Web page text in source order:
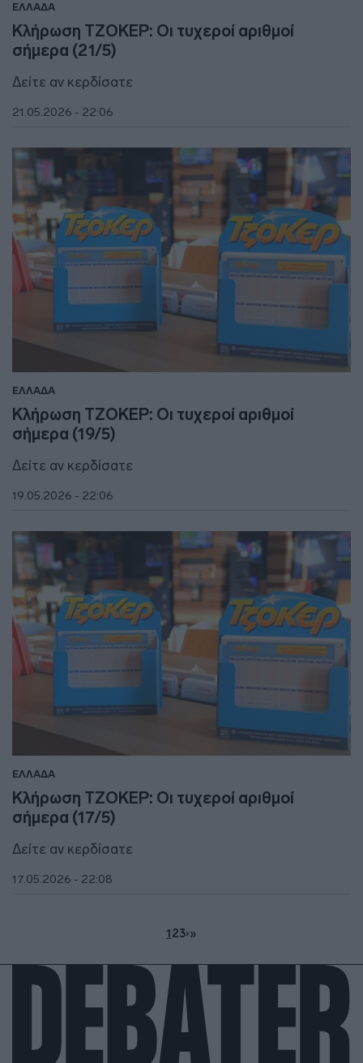
ΕΛΛΑΔΑ
Κλήρωση ΤΖΟΚΕΡ: Οι τυχεροί αριθμοί
σήμερα (21/5)
Δείτε αν κερδίσατε
21.05.2026 - 22:06
ΕΛΛΑΔΑ
Κλήρωση ΤΖΟΚΕΡ: Οι τυχεροί αριθμοί
σήμερα (19/5)
Δείτε αν κερδίσατε
19.05.2026 - 22:06
ΕΛΛΑΔΑ
Κλήρωση ΤΖΟΚΕΡ: Οι τυχεροί αριθμοί
σήμερα (17/5)
Δείτε αν κερδίσατε
17.05.2026 - 22:08
123›»